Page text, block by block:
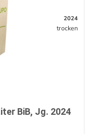
2024
trocken
BiB, Jg. 2024